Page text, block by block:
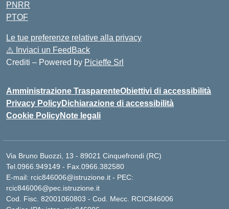
PNRR
PTOF
Le tue preferenze relative alla privacy
⚠️ Inviaci un FeedBack
Crediti – Powered by Picieffe Srl
Amministrazione TrasparenteObiettivi di accessibilità
Privacy PolicyDichiarazione di accessibilità
Cookie PolicyNote legali
Via Bruno Buozzi, 13 - 89021 Cinquefrondi (RC)
Tel.0966.949149 - Fax.0966.382580
E-mail: rcic846006@istruzione.it - PEC:
rcic846006@pec.istruzione.it
Cod. Fisc. 82001060803 - Cod. Mecc. RCIC846006